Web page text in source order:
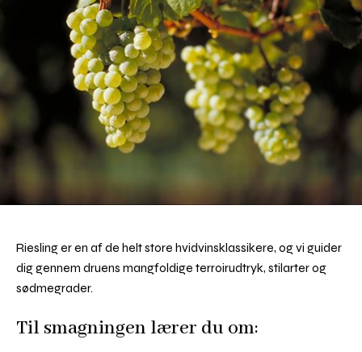
Riesling er en af de helt store hvidvinsklassikere, og vi guider
dig gennem druens mangfoldige terroirudtryk, stilarter og
sødmegrader.
Til smagningen lærer du om: